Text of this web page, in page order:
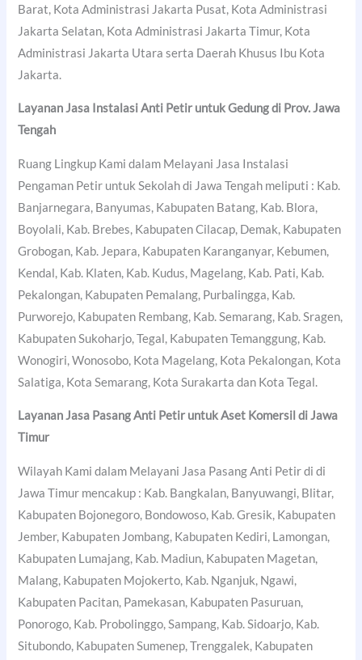
Barat, Kota Administrasi Jakarta Pusat, Kota Administrasi
Jakarta Selatan, Kota Administrasi Jakarta Timur, Kota
Administrasi Jakarta Utara serta Daerah Khusus Ibu Kota
Jakarta.
Layanan Jasa Instalasi Anti Petir untuk Gedung di Prov. Jawa
Tengah
Ruang Lingkup Kami dalam Melayani Jasa Instalasi
Pengaman Petir untuk Sekolah di Jawa Tengah meliputi : Kab.
Banjarnegara, Banyumas, Kabupaten Batang, Kab. Blora,
Boyolali, Kab. Brebes, Kabupaten Cilacap, Demak, Kabupaten
Grobogan, Kab. Jepara, Kabupaten Karanganyar, Kebumen,
Kendal, Kab. Klaten, Kab. Kudus, Magelang, Kab. Pati, Kab.
Pekalongan, Kabupaten Pemalang, Purbalingga, Kab.
Purworejo, Kabupaten Rembang, Kab. Semarang, Kab. Sragen,
Kabupaten Sukoharjo, Tegal, Kabupaten Temanggung, Kab.
Wonogiri, Wonosobo, Kota Magelang, Kota Pekalongan, Kota
Salatiga, Kota Semarang, Kota Surakarta dan Kota Tegal.
Layanan Jasa Pasang Anti Petir untuk Aset Komersil di Jawa
Timur
Wilayah Kami dalam Melayani Jasa Pasang Anti Petir di di
Jawa Timur mencakup : Kab. Bangkalan, Banyuwangi, Blitar,
Kabupaten Bojonegoro, Bondowoso, Kab. Gresik, Kabupaten
Jember, Kabupaten Jombang, Kabupaten Kediri, Lamongan,
Kabupaten Lumajang, Kab. Madiun, Kabupaten Magetan,
Malang, Kabupaten Mojokerto, Kab. Nganjuk, Ngawi,
Kabupaten Pacitan, Pamekasan, Kabupaten Pasuruan,
Ponorogo, Kab. Probolinggo, Sampang, Kab. Sidoarjo, Kab.
Situbondo, Kabupaten Sumenep, Trenggalek, Kabupaten